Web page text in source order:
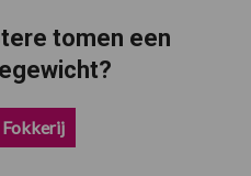
tomen een
Fokkerij